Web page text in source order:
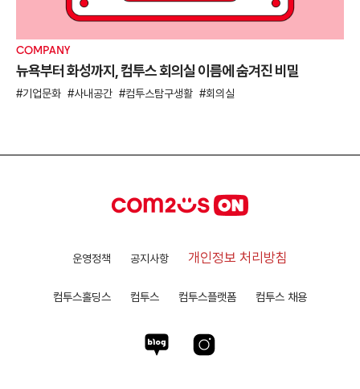
COMPANY
뉴욕부터 화성까지, 컴투스 회의실 이름에 숨겨진 비밀
기업문화 사내공간 컴투스탐구생활 회의실
운영정책 공지사항 개인정보 처리방침
컴투스홀딩스 컴투스 컴투스플랫폼 컴투스 채용